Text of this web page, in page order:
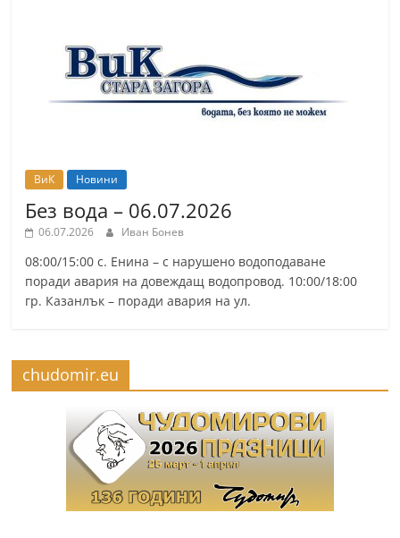
ВиК Новини
Без вода – 06.07.2026
06.07.2026 Иван Бонев
08:00/15:00 с. Енина – с нарушено водоподаване
поради авария на довеждащ водопровод. 10:00/18:00
гр. Казанлък – поради авария на ул.
chudomir.eu